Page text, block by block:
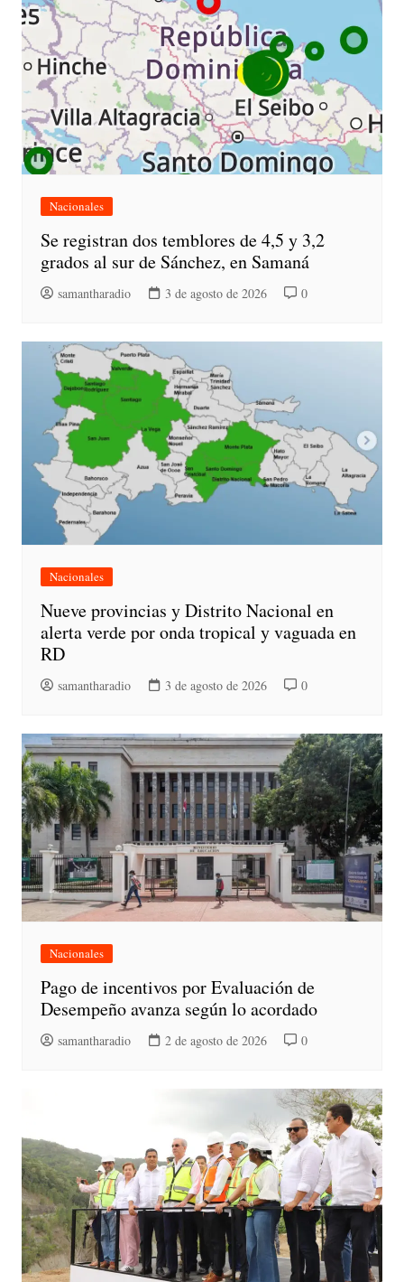
Nacionales
Se registran dos temblores de 4,5 y 3,2
grados al sur de Sánchez, en Samaná
samantharadio 3 de agosto de 2026 0
Nacionales
Nueve provincias y Distrito Nacional en
alerta verde por onda tropical y vaguada en
RD
samantharadio 3 de agosto de 2026 0
Nacionales
Pago de incentivos por Evaluación de
Desempeño avanza según lo acordado
samantharadio 2 de agosto de 2026 0